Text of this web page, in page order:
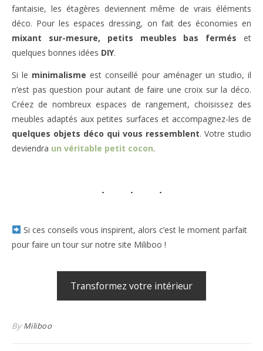
fantaisie, les étagères deviennent même de vrais éléments
déco. Pour les espaces dressing, on fait des économies en
mixant sur-mesure, petits meubles bas fermés et
quelques bonnes idées DIY.
Si le minimalisme est conseillé pour aménager un studio, il
n’est pas question pour autant de faire une croix sur la déco.
Créez de nombreux espaces de rangement, choisissez des
meubles adaptés aux petites surfaces et accompagnez-les de
quelques objets déco qui vous ressemblent. Votre studio
deviendra un véritable petit cocon.
Si ces conseils vous inspirent, alors c’est le moment parfait
pour faire un tour sur notre site Miliboo !
Transformez votre intérieur
By Miliboo